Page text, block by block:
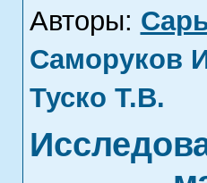
Авторы:
Саморуков
Туско Т.В.